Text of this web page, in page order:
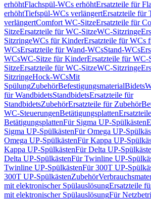
erhöhtFlachspül-WCs erhöhtErsatzteile für
erhöhtTiefspül-WCs verlängertErsatzteile für
verlängertComfort WC-SitzeErsatzteile für
SitzeErsatzteile für WC-SitzeWC-Sitzringe
SitzringeWCs für KinderErsatzteile für WCs
WCsErsatzteile für Wand-WCsStand-WCs
WCsWC-Sitze für KinderErsatzteile für
SitzeErsatzteile für WC-SitzeWC-Sitzringe
SitzringeHock-WCsMit
SpülungZubehörBefestigungsmaterialBidets
für WandbidetsStandbidetsErsatzteile für
StandbidetsZubehörErsatzteile für Zubehör
WC-SteuerungenBetätigungsplatten
BetätigungsplattenFür Sigma UP-Spülkästen
Sigma UP-SpülkästenFür Omega UP-
Omega UP-SpülkästenFür Kappa UP-
Kappa UP-SpülkästenFür Delta UP-
Delta UP-SpülkästenFür Twinline UP-
Twinline UP-SpülkästenFür 300T UP-
300T UP-SpülkästenZubehör
mit elektronischer SpülauslösungErsatzteile
mit elektronischer SpülauslösungFür